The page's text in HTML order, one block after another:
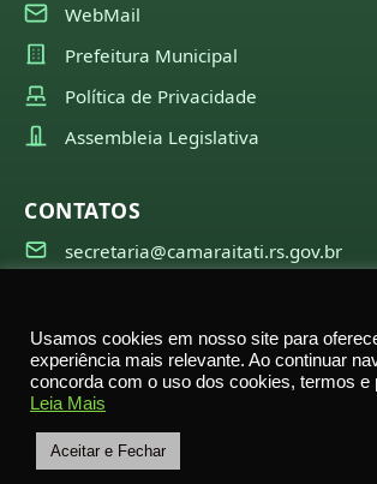
WebMail
Prefeitura Municipal
Política de Privacidade
Assembleia Legislativa
CONTATOS
secretaria@camaraitati.rs.gov.br
©2026Câmara Municipal de Itati —
Rua Nestor Becker, 2695 –
Usamos cookies em nosso site para
experiência mais relevante. Ao continuar
concorda com o uso dos cookies, termos e
Leia Mais
Aceitar e Fechar